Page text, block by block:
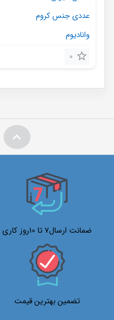
0
ضمانت ارسال7 تا 10روز کاری
تضمین بهترین قیمت